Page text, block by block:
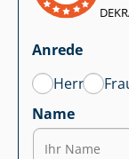
Anrede
Herr
Name